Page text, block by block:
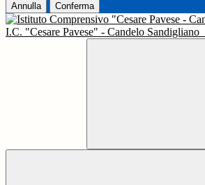
Annulla Conferma
I.C. "Cesare Pavese" - Candelo Sandigliano